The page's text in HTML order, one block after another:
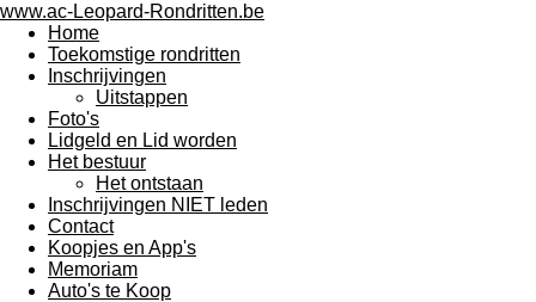
www.ac-Leopard-Rondritten.be
Home
Toekomstige rondritten
Inschrijvingen
Uitstappen
Foto's
Lidgeld en Lid worden
Het bestuur
Het ontstaan
Inschrijvingen NIET leden
Contact
Koopjes en App's
Memoriam
Auto's te Koop